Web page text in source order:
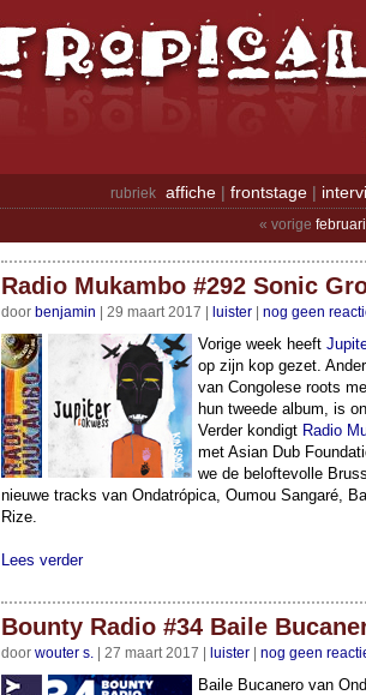
rubriek affiche | frontstage |
« vorige
Radio Mukambo #292 Sonic
door benjamin | 29 maart 2017 | luister nog geen
Vorige week heeft
op zijn kop gezet.
van Congolese roots
hun tweede album, is
Verder kondigt Radio
met Asian Dub
we de beloftevolle
nieuwe tracks van Ondatrópica, Oumou Sangaré,
Rize.
Lees verder
Bounty Radio #34 Baile
door wouter s. | 27 maart 2017 | luister nog geen
Baile Bucanero van